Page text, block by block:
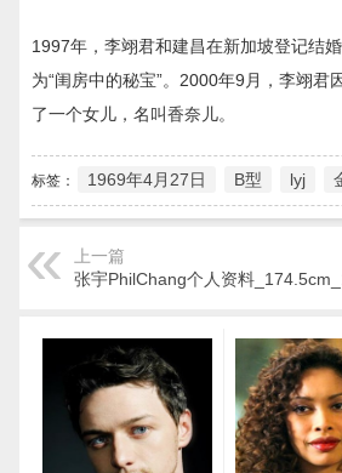
1997年，李翊君和建昌在新加坡登记结
为“闺房中的秘宝”。2000年9月，李翊
了一个女儿，名叫香奈儿。
标签： 1969年4月27日 B型 lyj
上一篇
张宇PhilChang个人资料